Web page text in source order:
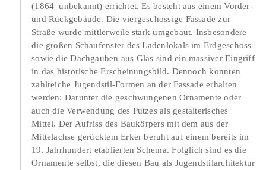
(1864–unbekannt) errichtet. Es besteht aus einem Vorder-
und Rückgebäude. Die viergeschossige Fassade zur
Straße wurde mittlerweile stark umgebaut. Insbesondere
die großen Schaufenster des Ladenlokals im Erdgeschoss
sowie die Dachgauben aus Glas sind ein massiver Eingriff
in das historische Erscheinungsbild. Dennoch konnten
zahlreiche Jugendstil-Formen an der Fassade erhalten
werden: Darunter die geschwungenen Ornamente oder
auch die Verwendung des Putzes als gestalterisches
Mittel. Der Aufriss des Baukörpers mit dem aus der
Mittelachse gerücktem Erker beruht auf einem bereits im
19. Jahrhundert etablierten Schema. Folglich sind es die
Ornamente selbst, die diesen Bau als Jugendstilarchitektur